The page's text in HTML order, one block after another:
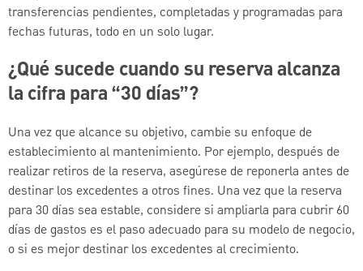
transferencias pendientes, completadas y programadas para
fechas futuras, todo en un solo lugar.
¿Qué sucede cuando su reserva alcanza
la cifra para “30 días”?
Una vez que alcance su objetivo, cambie su enfoque de
establecimiento al mantenimiento. Por ejemplo, después de
realizar retiros de la reserva, asegúrese de reponerla antes de
destinar los excedentes a otros fines. Una vez que la reserva
para 30 días sea estable, considere si ampliarla para cubrir 60
días de gastos es el paso adecuado para su modelo de negocio,
o si es mejor destinar los excedentes al crecimiento.